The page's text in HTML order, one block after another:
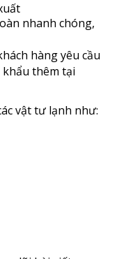
nhanh chóng,
hàng yêu cầu
thêm tại
vật tư lạnh như: